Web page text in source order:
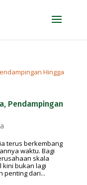
Pendampingan
terus berkembang
waktu. Bagi
skala
bukan lagi
penting dari...